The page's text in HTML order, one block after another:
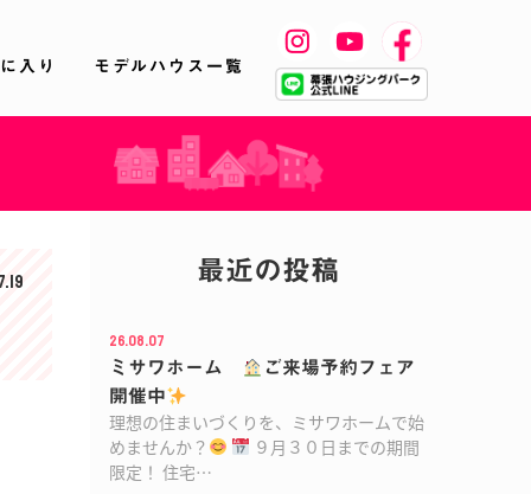
モデルハウス一覧
入り
最近の投稿
26.08.07
ミサワホーム
ご来場予約フェア
開催中
理想の住まいづくりを、ミサワホームで始
めませんか？
９月３０日までの期間
限定！ 住宅…